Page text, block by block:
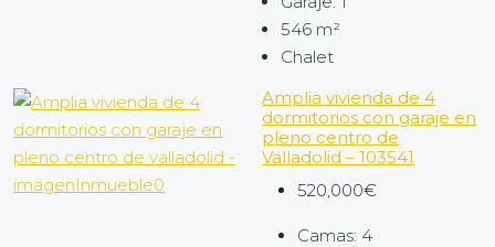
546 m²
Chalet
Amplia vivienda de 4
dormitorios con garaje en
pleno centro de
Valladolid – 103541
520,000€
Camas: 4